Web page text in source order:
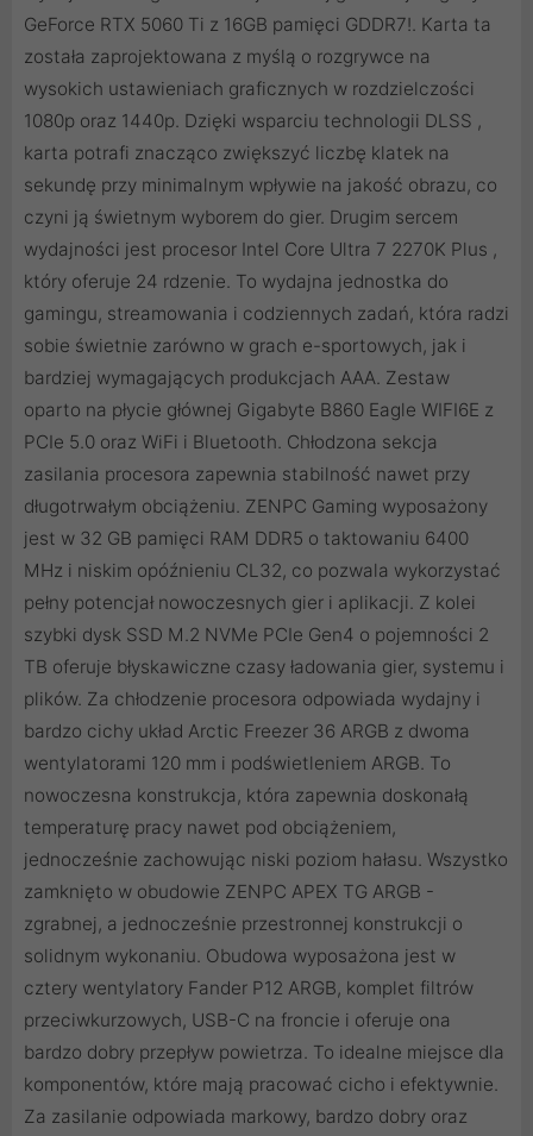
GeForce RTX 5060 Ti z 16GB pamięci GDDR7!. Karta ta
została zaprojektowana z myślą o rozgrywce na
wysokich ustawieniach graficznych w rozdzielczości
1080p oraz 1440p. Dzięki wsparciu technologii DLSS ,
karta potrafi znacząco zwiększyć liczbę klatek na
sekundę przy minimalnym wpływie na jakość obrazu, co
czyni ją świetnym wyborem do gier. Drugim sercem
wydajności jest procesor Intel Core Ultra 7 2270K Plus ,
który oferuje 24 rdzenie. To wydajna jednostka do
gamingu, streamowania i codziennych zadań, która radzi
sobie świetnie zarówno w grach e-sportowych, jak i
bardziej wymagających produkcjach AAA. Zestaw
oparto na płycie głównej Gigabyte B860 Eagle WIFI6E z
PCIe 5.0 oraz WiFi i Bluetooth. Chłodzona sekcja
zasilania procesora zapewnia stabilność nawet przy
długotrwałym obciążeniu. ZENPC Gaming wyposażony
jest w 32 GB pamięci RAM DDR5 o taktowaniu 6400
MHz i niskim opóźnieniu CL32, co pozwala wykorzystać
pełny potencjał nowoczesnych gier i aplikacji. Z kolei
szybki dysk SSD M.2 NVMe PCIe Gen4 o pojemności 2
TB oferuje błyskawiczne czasy ładowania gier, systemu i
plików. Za chłodzenie procesora odpowiada wydajny i
bardzo cichy układ Arctic Freezer 36 ARGB z dwoma
wentylatorami 120 mm i podświetleniem ARGB. To
nowoczesna konstrukcja, która zapewnia doskonałą
temperaturę pracy nawet pod obciążeniem,
jednocześnie zachowując niski poziom hałasu. Wszystko
zamknięto w obudowie ZENPC APEX TG ARGB -
zgrabnej, a jednocześnie przestronnej konstrukcji o
solidnym wykonaniu. Obudowa wyposażona jest w
cztery wentylatory Fander P12 ARGB, komplet filtrów
przeciwkurzowych, USB-C na froncie i oferuje ona
bardzo dobry przepływ powietrza. To idealne miejsce dla
komponentów, które mają pracować cicho i efektywnie.
Za zasilanie odpowiada markowy, bardzo dobry oraz